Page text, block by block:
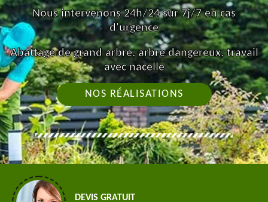
Nous intervenons 24h/24 sur 7j/7 en cas
d'urgence
Abattage de grand arbre, arbre dangereux, travail
avec nacelle
NOS RÉALISATIONS
DEVIS GRATUIT